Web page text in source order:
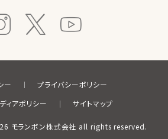
モランボン株式会社 all rights reserved.
ー
プライバシーポリシー
ィアポリシー
サイトマップ